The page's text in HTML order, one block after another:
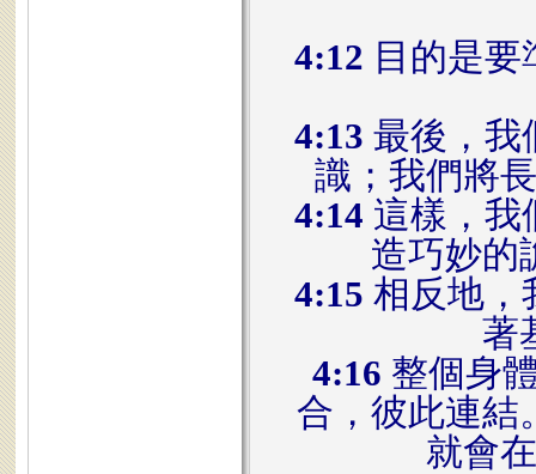
4:12 目的是
4:13 最後，我
識；我們將
4:14 這樣，我
造巧妙的
4:15 相反地，
著
4:16 整個身
合，彼此連結
就會